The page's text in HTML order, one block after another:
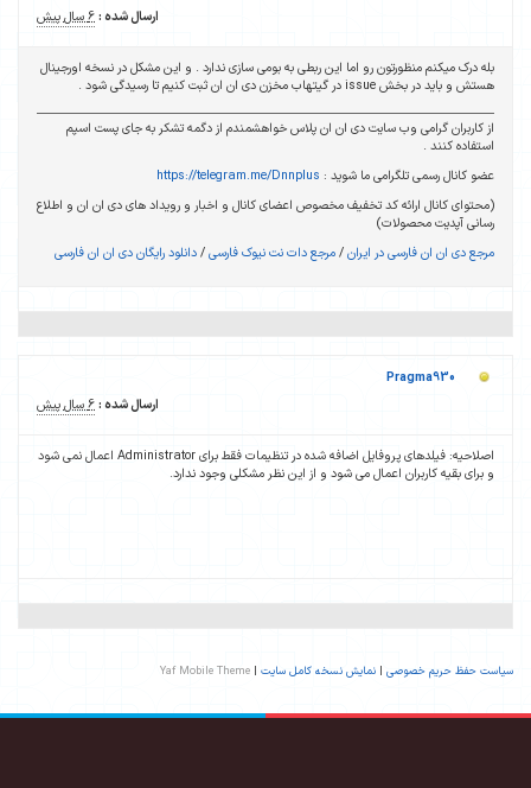
ارسال شده :6 سال پیش
بله درک میکنم منظورتون رو اما این ربطی به بومی سازی ندارد . و این مشکل در نسخه اورجینال
هستش و باید در بخش issue در گیتهاب مخزن دی ان ان ثبت کنیم تا رسیدگی شود .
از کاربران گرامی وب سایت دی ان ان پلاس خواهشمندم از دگمه تشکر به جای پست اسپم
استفاده کنند .
عضو کانال رسمی تلگرامی ما شوید : https://telegram.me/Dnnplus
(محتوای کانال ارائه کد تخفیف مخصوص اعضای کانال و اخبار و رویداد های دی ان ان و اطلاع
رسانی آپدیت محصولات)
مرجع دی ان ان فارسی در ایران/مرجع دات نت نیوک فارسی/دانلود رایگان دی ان ان فارسی
Pragma930
ارسال شده :6 سال پیش
اصلاحیه: فیلدهای پروفایل اضافه شده در تنظیمات فقط برای Administrator اعمال نمی شود
و برای بقیه کاربران اعمال می شود و از این نظر مشکلی وجود ندارد.
سیاست حفظ حریم خصوصی | نمایش نسخه کامل سایت |
Yaf Mobile Theme